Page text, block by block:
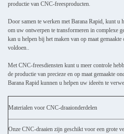
productie van CNC-freesproducten.
Door samen te werken met Barana Rapid, kunt u
om uw ontwerpen te transformeren in complexe
kan u helpen bij het maken van op maat
voldoen..
Met CNC-freesdiensten kunt u meer controle
de productie van precieze en op maat gemaakte
Barana Rapid kunnen u helpen uw ideeën te
Materialen voor CNC-draaionderdelen
Onze CNC-draaien zijn geschikt voor een grote